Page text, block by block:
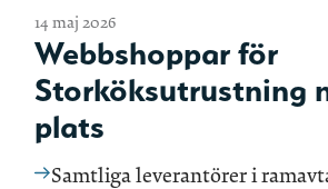
14 maj 2026
Webbshoppar för
Storköksutrustning
plats
Samtliga leverantörer i